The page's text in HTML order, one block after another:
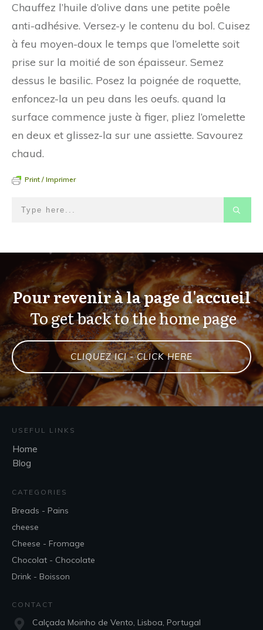
Chauffez l’huile d’olive dans une petite poêle
anti-adhésive. Versez-y le contenu du bol. Cuisez
à feu moyen-doux le temps que l’omelette soit
prise sur la moitié de son épaisseur. Semez
dessus le basilic. Posez la poignée de roquette,
enfoncez-la un peu dans les oeufs. quand la
surface commence juste à figer, pliez l’omelette
en deux et glissez-la sur une assiette. Savourez
chaud.
Print / Imprimer
Pour revenir à la page d'accueil
To get back to the home page
CLIQUEZ ICI - CLICK HERE
USEFUL LINKS
Home
Blog
CATEGORIES
Breads - Pains
cheese
Cheese - Fromage
Chocolat - Chocolate
Drink - Boisson
CONTACT
Calçada Moinho de Vento, Lisboa, Portugal